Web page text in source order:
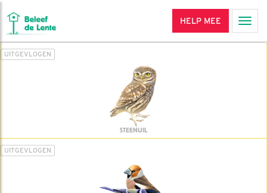
HELP MEE
UITGEVLOGEN
STEENUIL
UITGEVLOGEN